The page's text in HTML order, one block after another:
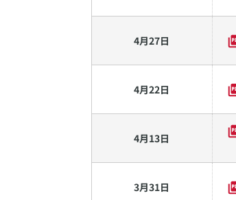
4月27日
4月22日
4月13日
3月31日